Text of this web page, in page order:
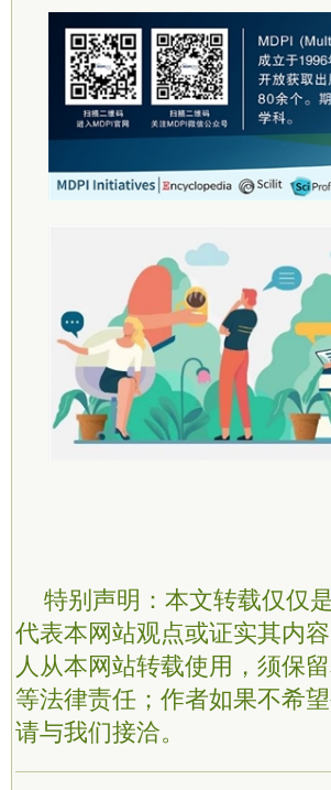
特别声明：本文转载仅仅
代表本网站观点或证实其内
人从本网站转载使用，须保
等法律责任；作者如果不希
请与我们接洽。